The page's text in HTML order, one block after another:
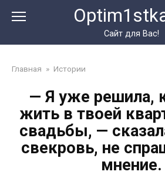
Сайт для Вас!
Главная » Истории
— Я уже решила,
жить в твоей
свадьбы, —
свекровь, не
мнение.